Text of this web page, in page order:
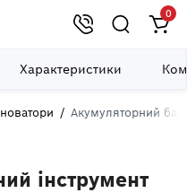
0
Акумуляторний
інструмент
Характеристики